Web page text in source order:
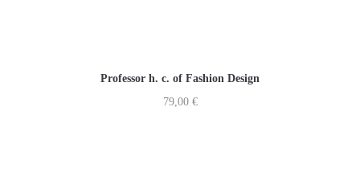
Professor h. c. of Fashion Design
79,00 €